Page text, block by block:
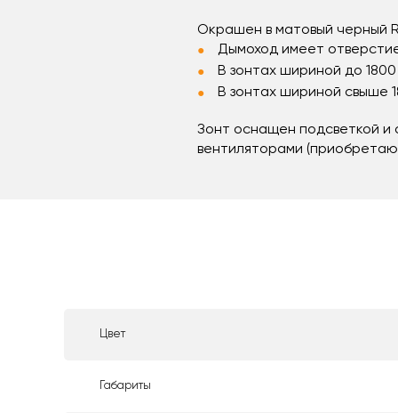
Окрашен в матовый черный
Дымоход имеет
В зонтах шириной до
В зонтах шириной свыше
Зонт оснащен подсветкой и
вентиляторами
Цвет
Габариты